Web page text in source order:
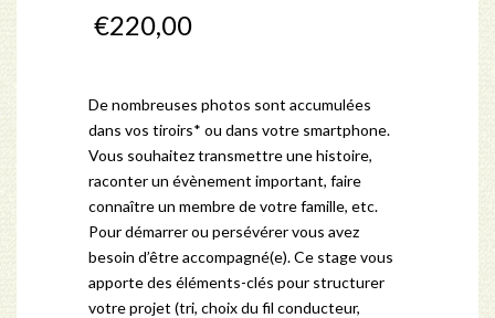
€220,00
De nombreuses photos sont accumulées
dans vos tiroirs* ou dans votre smartphone.
Vous souhaitez transmettre une histoire,
raconter un évènement important, faire
connaître un membre de votre famille, etc.
Pour démarrer ou persévérer vous avez
besoin d’être accompagné(e). Ce stage vous
apporte des éléments-clés pour structurer
votre projet (tri, choix du fil conducteur,